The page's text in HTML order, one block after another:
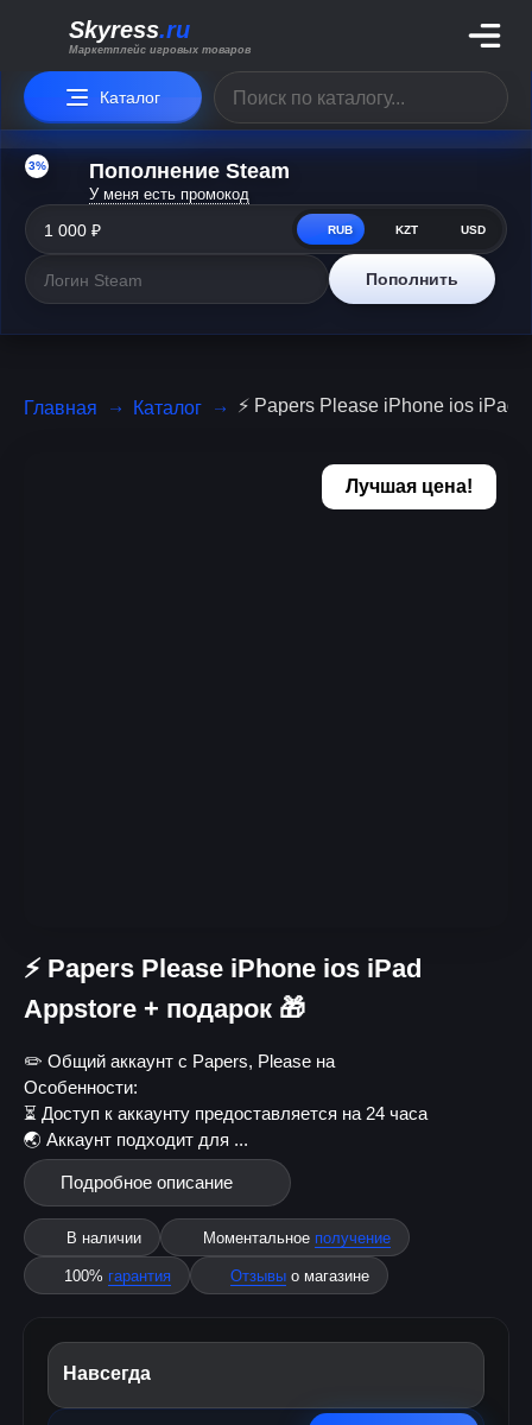
Skyress.ru
Маркетплейс игровых товаров
Каталог
3% Пополнение Steam
У меня есть промокод
RUB KZT USD
Пополнить
Главная Каталог ⚡️ Papers Please iPhone ios iPad
Лучшая цена!
⚡️ Papers Please iPhone ios iPad
Appstore + подарок 🎁
✏️ Общий аккаунт с Papers, Please на
Особенности:
⏳ Доступ к аккаунту предоставляется на 24 часа
🌏 Аккаунт подходит для ...
Подробное описание
В наличии Моментальное получение
100% гарантия Отзывы о магазине
Навсегда